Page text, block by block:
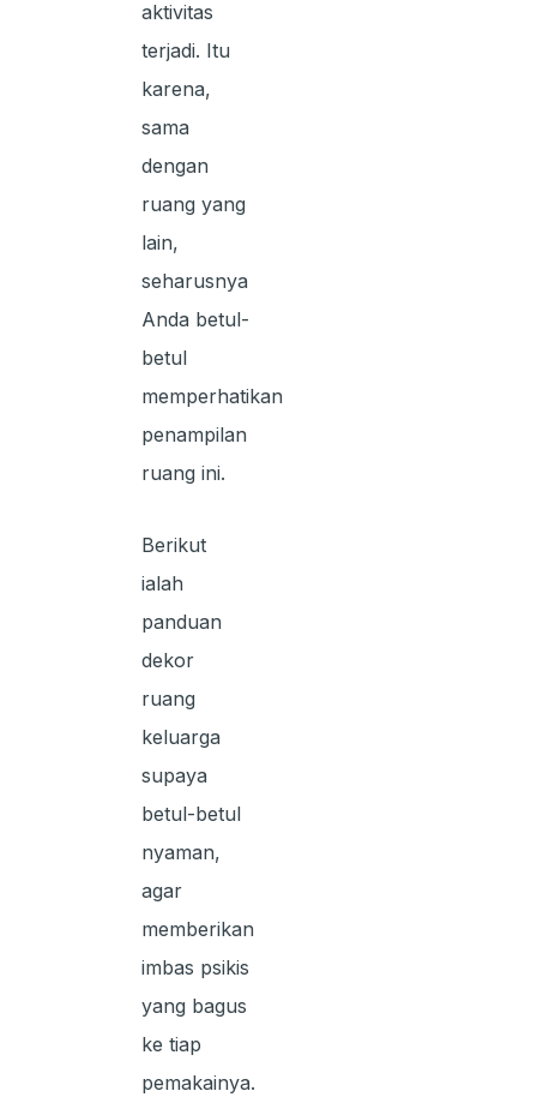
aktivitas
terjadi. Itu
karena,
sama
dengan
ruang yang
lain,
seharusnya
Anda betul-
betul
memperhatikan
penampilan
ruang ini.
Berikut
ialah
panduan
dekor
ruang
keluarga
supaya
betul-betul
nyaman,
agar
memberikan
imbas psikis
yang bagus
ke tiap
pemakainya.